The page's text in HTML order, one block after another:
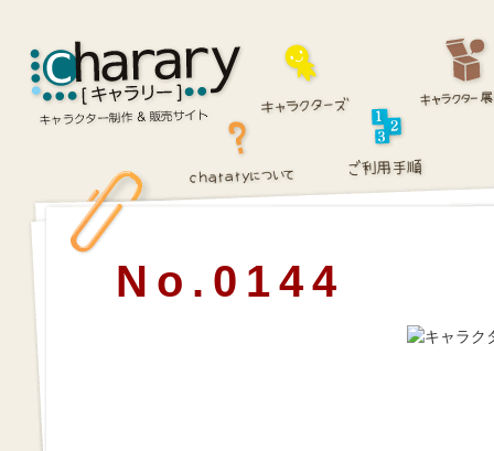
No.0144